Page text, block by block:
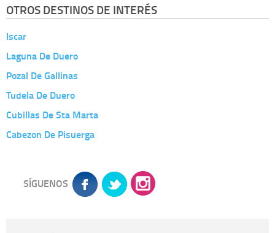
OTROS DESTINOS DE INTERÉS
Iscar
Laguna De Duero
Pozal De Gallinas
Tudela De Duero
Cubillas De Sta Marta
Cabezon De Pisuerga
SÍGUENOS